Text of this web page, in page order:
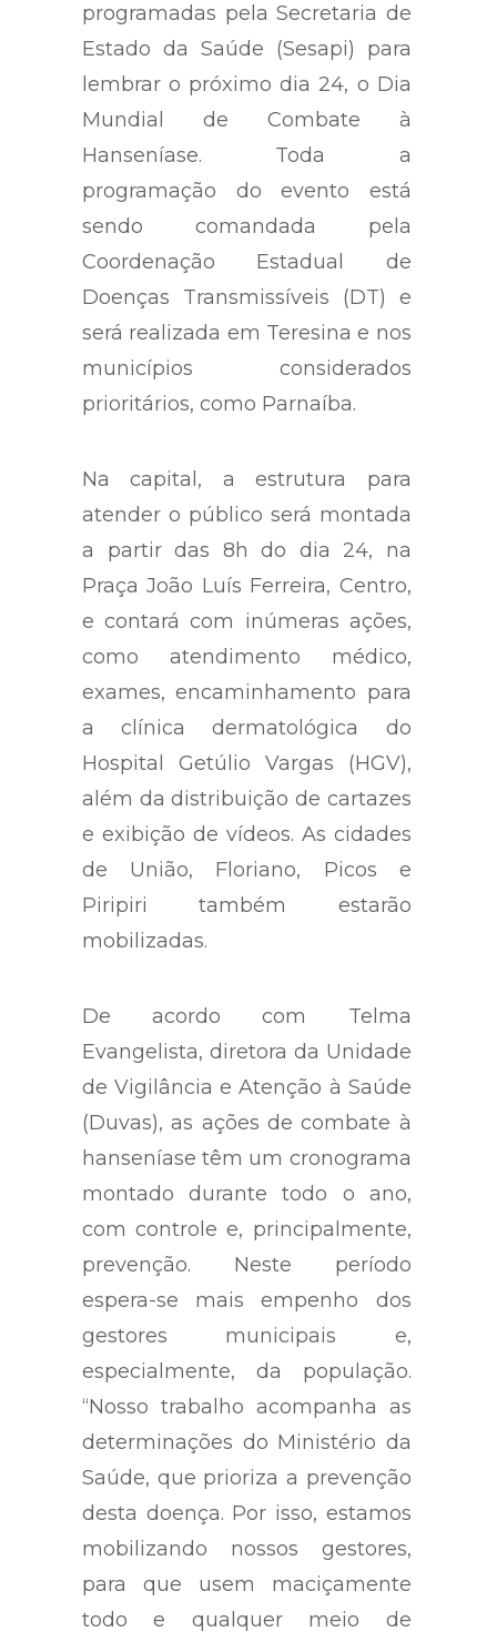
programadas pela Secretaria de
Estado da Saúde (Sesapi) para
lembrar o próximo dia 24, o Dia
Mundial de Combate à
Hanseníase. Toda a
programação do evento está
sendo comandada pela
Coordenação Estadual de
Doenças Transmissíveis (DT) e
será realizada em Teresina e nos
municípios considerados
prioritários, como Parnaíba.
Na capital, a estrutura para
atender o público será montada
a partir das 8h do dia 24, na
Praça João Luís Ferreira, Centro,
e contará com inúmeras ações,
como atendimento médico,
exames, encaminhamento para
a clínica dermatológica do
Hospital Getúlio Vargas (HGV),
além da distribuição de cartazes
e exibição de vídeos. As cidades
de União, Floriano, Picos e
Piripiri também estarão
mobilizadas.
De acordo com Telma
Evangelista, diretora da Unidade
de Vigilância e Atenção à Saúde
(Duvas), as ações de combate à
hanseníase têm um cronograma
montado durante todo o ano,
com controle e, principalmente,
prevenção. Neste período
espera-se mais empenho dos
gestores municipais e,
especialmente, da população.
“Nosso trabalho acompanha as
determinações do Ministério da
Saúde, que prioriza a prevenção
desta doença. Por isso, estamos
mobilizando nossos gestores,
para que usem maciçamente
todo e qualquer meio de